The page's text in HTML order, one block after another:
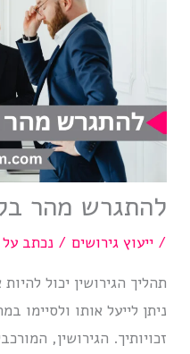
להתגרש מהר
/ייעוץ גירושים / נכתב על
תהליך הגירושין יכול
ניתן לייעל אותו ולסיימו
זכויותיך. הגירושין,